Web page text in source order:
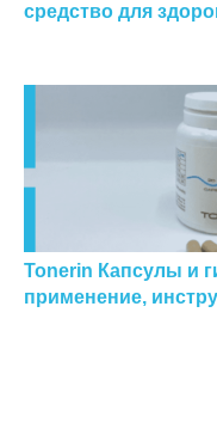
средство для
Tonerin Капсулы и
применение,